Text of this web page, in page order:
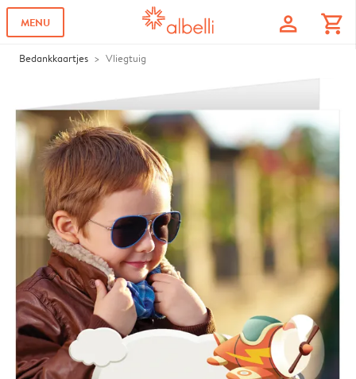
MENU profile shopping_cart
Bedankkaartjes Vliegtuig